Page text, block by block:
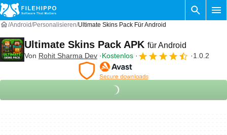
Android Personalisieren Ultimate Skins Pack Für Android
Ultimate Skins Pack APK für Android
Von Rohit Sharma Dev Kostenlos 1.0.2